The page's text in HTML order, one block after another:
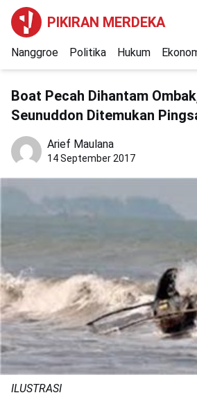
PIKIRAN MERDEKA
Nanggroe Politika Hukum
Boat Pecah Dihantam
Seunuddon Ditemukan
Arief Maulana
14 September 2017
ILUSTRASI